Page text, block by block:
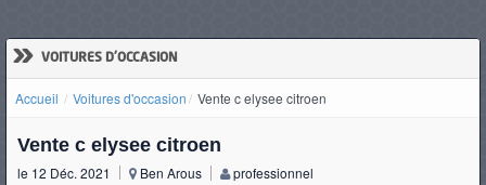
» VOITURES D'OCCASION
Accueil Voitures d'occasion Vente c elysee citroen
Vente c elysee citroen
le 12 Déc. 2021 Ben Arous professionnel
D'OCCASION